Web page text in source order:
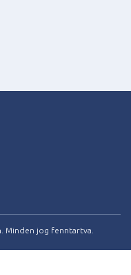
Minden jog fenntartva.